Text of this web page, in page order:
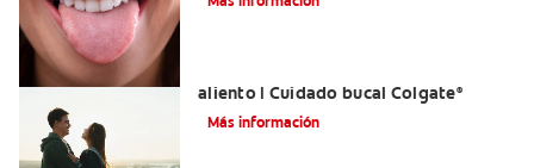
aliento | Cuidado bucal Colgate®
Más información